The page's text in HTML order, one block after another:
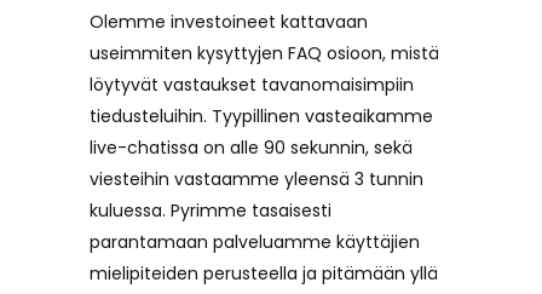
Olemme investoineet kattavaan
useimmiten kysyttyjen FAQ osioon, mistä
löytyvät vastaukset tavanomaisimpiin
tiedusteluihin. Tyypillinen vasteaikamme
live-chatissa on alle 90 sekunnin, sekä
viesteihin vastaamme yleensä 3 tunnin
kuluessa. Pyrimme tasaisesti
parantamaan palveluamme käyttäjien
mielipiteiden perusteella ja pitämään yllä